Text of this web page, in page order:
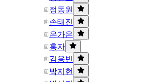
정동원
손태진
은가은
홍자
김용빈
박지현